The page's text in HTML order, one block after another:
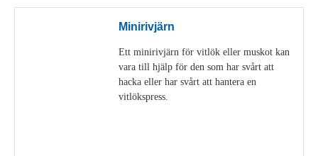
Minirivjärn
Ett minirivjärn för vitlök eller muskot kan
vara till hjälp för den som har svårt att
hacka eller har svårt att hantera en
vitlökspress.